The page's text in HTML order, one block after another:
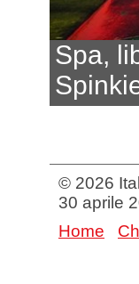
Spa,
© 2026
30 aprile
Home